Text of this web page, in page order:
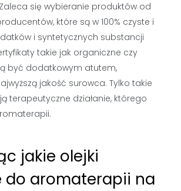
się wybieranie produktów od
które są w 100% czyste i
i syntetycznych substancji
takie jak organiczne czy
być dodatkowym atutem,
jakość surowca. Tylko takie
terapeutyczne działanie, którego
jakie olejki
do aromaterapii na